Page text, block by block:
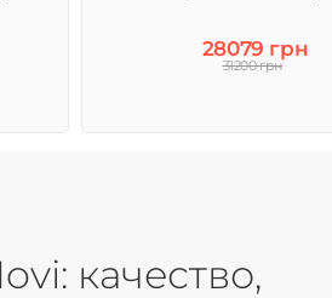
28079 грн
31200 грн
качество,